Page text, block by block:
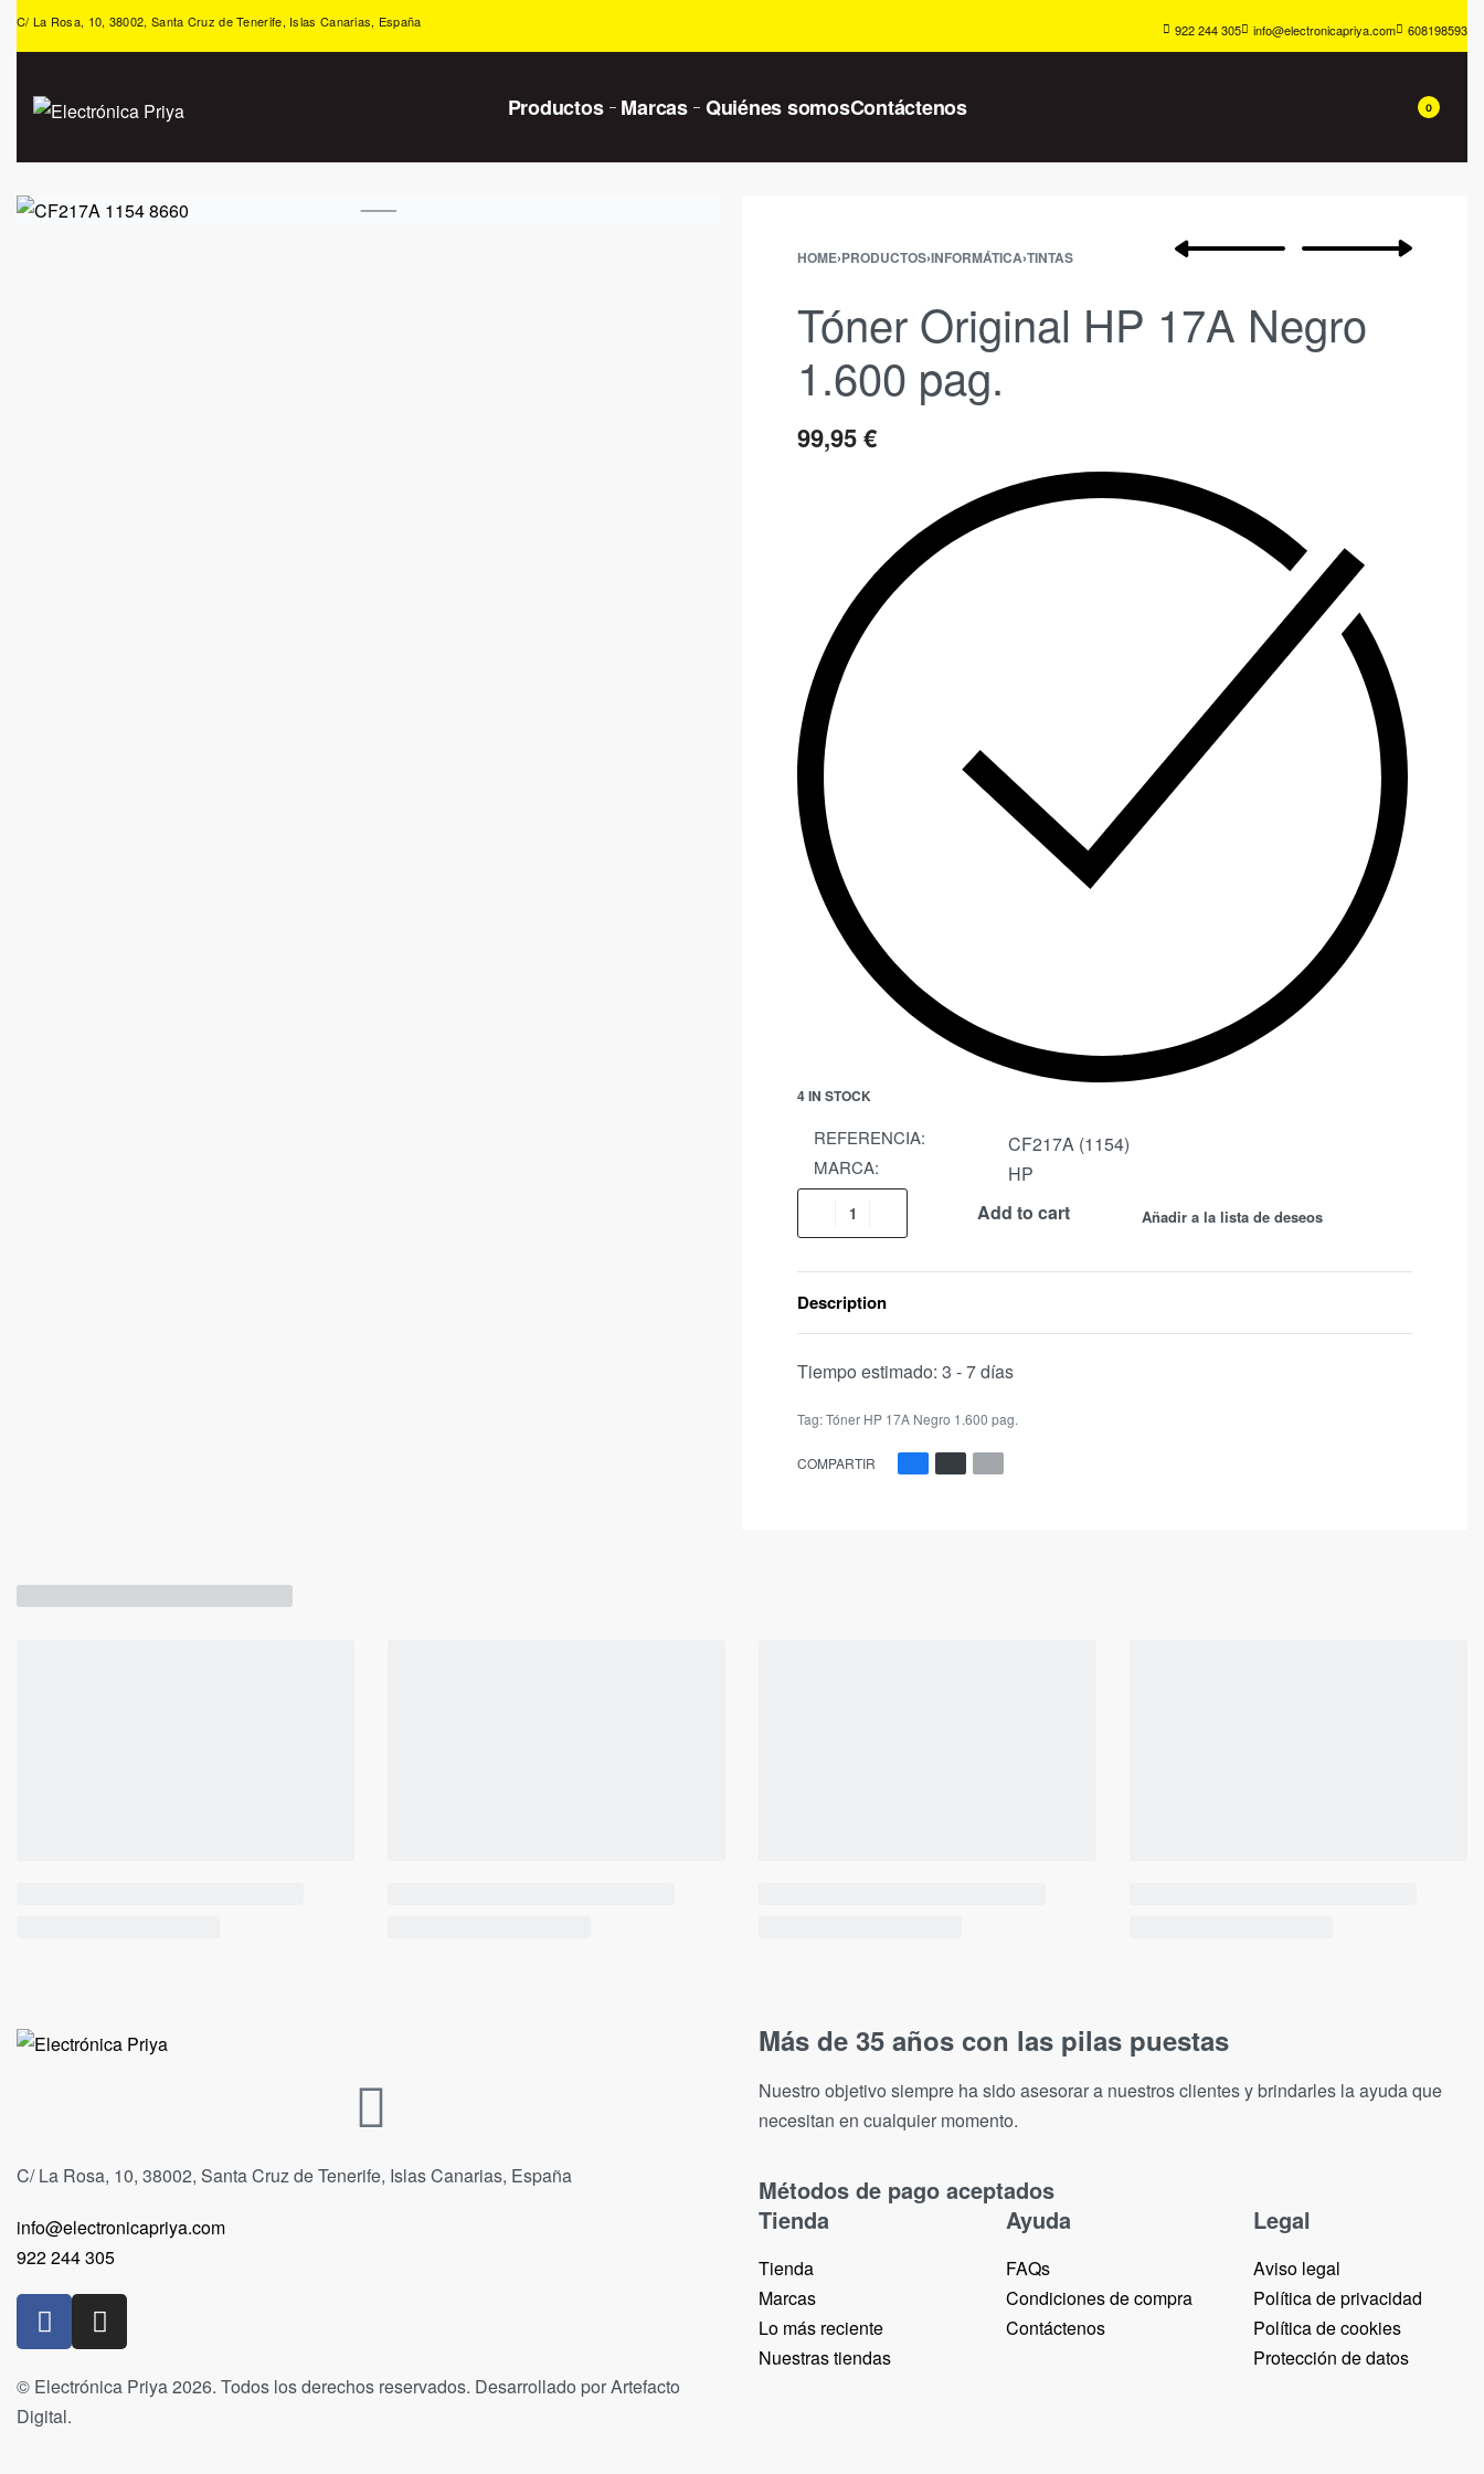
C/ La Rosa, 10, 38002, Santa Cruz de Tenerife, Islas Canarias, España 922 244 305 info@electronicapriya.com 608198593
Productos Marcas Quiénes somosContáctenos 0
HOME›PRODUCTOS›INFORMÁTICA›TINTAS
Tóner Original HP 17A Negro
1.600 pag.
99,95€
4 IN STOCK
REFERENCIA: CF217A (1154)
MARCA:
HP
Add to cart
Añadir a la lista de deseos
Description
Tiempo estimado: 3 - 7 días
Tag:Tóner HP 17A Negro 1.600 pag.
COMPARTIR
C/ La Rosa, 10, 38002, Santa Cruz de Tenerife, Islas Canarias, España
info@electronicapriya.com
922 244 305
© Electrónica Priya 2026. Todos los derechos reservados. Desarrollado por Artefacto
Digital.
Más de 35 años con las pilas puestas
Nuestro objetivo siempre ha sido asesorar a nuestros clientes y brindarles la ayuda que
necesitan en cualquier momento.
Métodos de pago aceptados
Tienda
Tienda
Marcas
Lo más reciente​
Nuestras tiendas​
Ayuda
FAQs
Condiciones de compra
Contáctenos
Legal
Aviso legal
Política de privacidad
Política de cookies
Protección de datos